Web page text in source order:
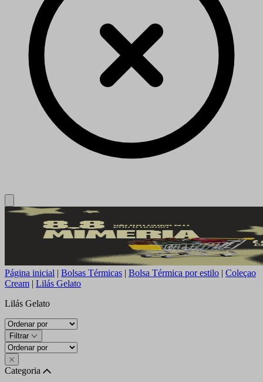
Página inicial | Bolsas Térmicas | Bolsa Térmica por estilo | Coleçao
Cream | Lilás Gelato
Lilás Gelato
Filtrar
Categoria